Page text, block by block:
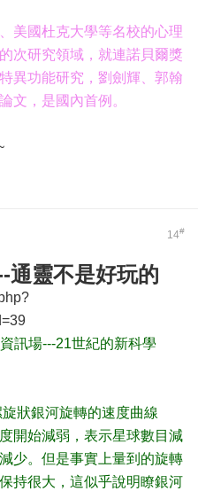
美國杜克大學等名校的心理
次研究領域，就連諾貝爾獎
異功能研究，劉劍輝、郭翰
文，是國內首例。
14#
通靈不是好玩的
訊場---21世紀的新科學
狀銀河旋轉的速度曲線
開始減弱，表示星球數目減
少。但是事實上量到的旋轉
持很大，這似乎說明瞭銀河